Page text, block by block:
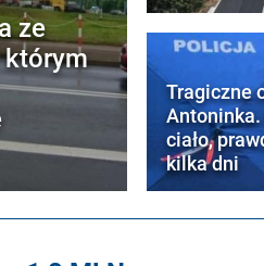
ze
którym
Tragiczne
ciało,
kilka dni